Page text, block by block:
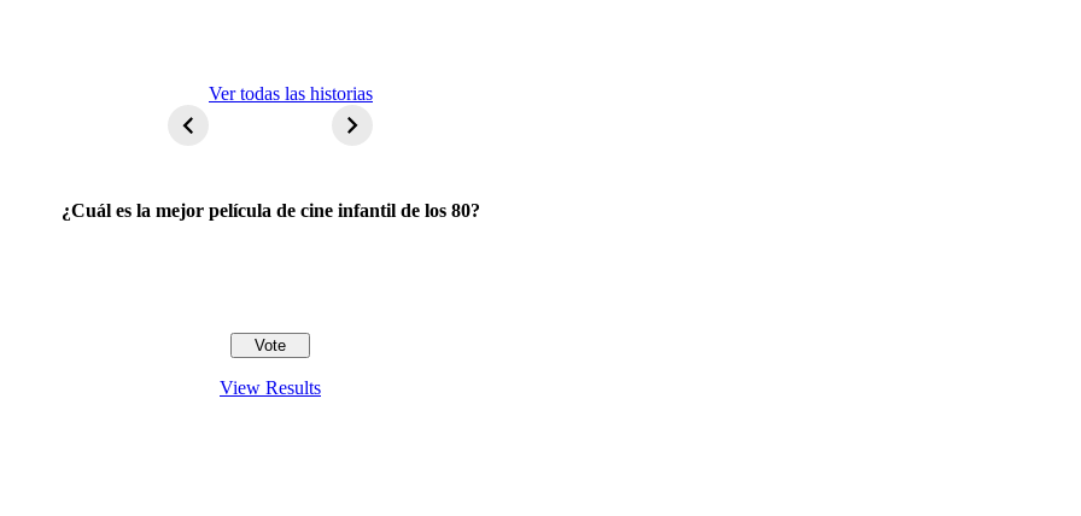
extraterrestre
Ver todas las historias
¿Cuál es la mejor película de cine infantil de los 80?
View Results